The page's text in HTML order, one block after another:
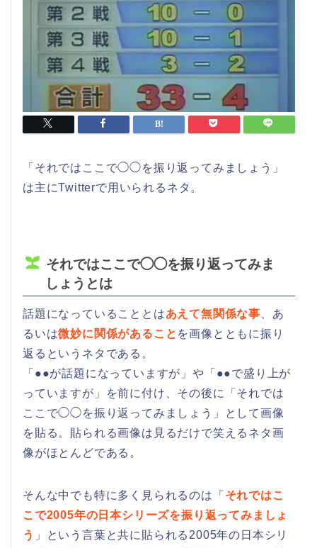
「それではここで◯◯を振り返ってみましょう」
は主にTwitterで用いられるネタ。
それではここで◯◯を振り返ってみま
しょうとは
話題になっていることとはあえて無関係な事 、あ
るいは微妙に関係があること を画像とともに振り
返るというネタである。
「●●が話題になっていますが」や「●●で盛り上が
っていますが」を前に付け、その後に「それでは
ここで◯◯を振り返ってみましょう」として画像
を貼る。貼られる画像は見るだけで笑えるネタ画
像がほとんどである。
そんな中でも特に多く見られるのは「 それではこ
こで2005年の日本シリーズを振り返ってみましょ
う 」という言葉と共に貼られる2005年の日本シリ